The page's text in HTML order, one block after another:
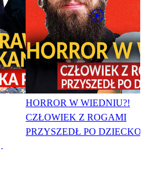
HORROR W WIEDNIU?!
CZŁOWIEK Z ROGAMI
PRZYSZEDŁ PO DZIECKO